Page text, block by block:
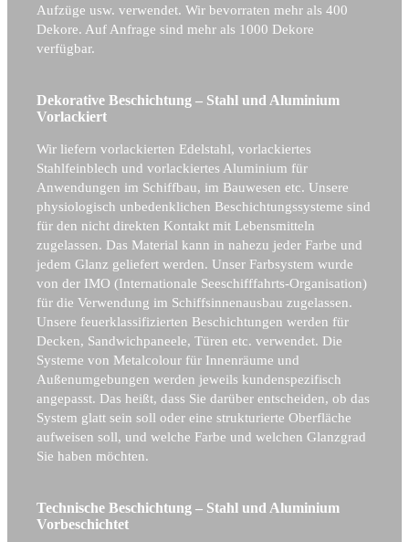
Aufzüge usw. verwendet. Wir bevorraten mehr als 400
Dekore. Auf Anfrage sind mehr als 1000 Dekore
verfügbar.
Dekorative Beschichtung – Stahl und Aluminium
Vorlackiert
Wir liefern vorlackierten Edelstahl, vorlackiertes
Stahlfeinblech und vorlackiertes Aluminium für
Anwendungen im Schiffbau, im Bauwesen etc. Unsere
physiologisch unbedenklichen Beschichtungssysteme sind
für den nicht direkten Kontakt mit Lebensmitteln
zugelassen. Das Material kann in nahezu jeder Farbe und
jedem Glanz geliefert werden. Unser Farbsystem wurde
von der IMO (Internationale Seeschifffahrts-Organisation)
für die Verwendung im Schiffsinnenausbau zugelassen.
Unsere feuerklassifizierten Beschichtungen werden für
Decken, Sandwichpaneele, Türen etc. verwendet. Die
Systeme von Metalcolour für Innenräume und
Außenumgebungen werden jeweils kundenspezifisch
angepasst. Das heißt, dass Sie darüber entscheiden, ob das
System glatt sein soll oder eine strukturierte Oberfläche
aufweisen soll, und welche Farbe und welchen Glanzgrad
Sie haben möchten.
Technische Beschichtung – Stahl und Aluminium
Vorbeschichtet